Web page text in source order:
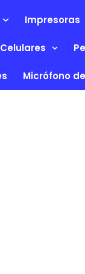
Impresoras
Celulares
Micrófono